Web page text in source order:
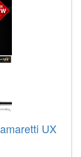
UX